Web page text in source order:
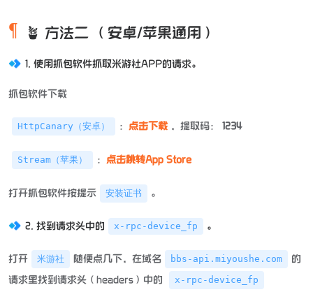
🪴 方法二 （安卓/苹果通用）
1. 使用抓包软件抓取米游社APP的请求。
抓包软件下载
HttpCanary（安卓） ： 点击下载 ，提取码： 1234
Stream（苹果） ： 点击跳转App Store
打开抓包软件按提示 安装证书 。
2. 找到请求头中的 x-rpc-device_fp 。
打开 米游社 随便点几下，在域名 bbs-api.miyoushe.com
的
请求里找到请求头（headers）中的
x-rpc-device_fp